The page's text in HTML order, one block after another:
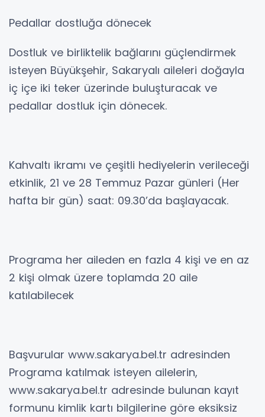
Pedallar dostluğa dönecek
Dostluk ve birliktelik bağlarını güçlendirmek
isteyen Büyükşehir, Sakaryalı aileleri doğayla
iç içe iki teker üzerinde buluşturacak ve
pedallar dostluk için dönecek.
Kahvaltı ikramı ve çeşitli hediyelerin verileceği
etkinlik, 21 ve 28 Temmuz Pazar günleri (Her
hafta bir gün) saat: 09.30’da başlayacak.
Programa her aileden en fazla 4 kişi ve en az
2 kişi olmak üzere toplamda 20 aile
katılabilecek
Başvurular www.sakarya.bel.tr adresinden
Programa katılmak isteyen ailelerin,
www.sakarya.bel.tr adresinde bulunan kayıt
formunu kimlik kartı bilgilerine göre eksiksiz